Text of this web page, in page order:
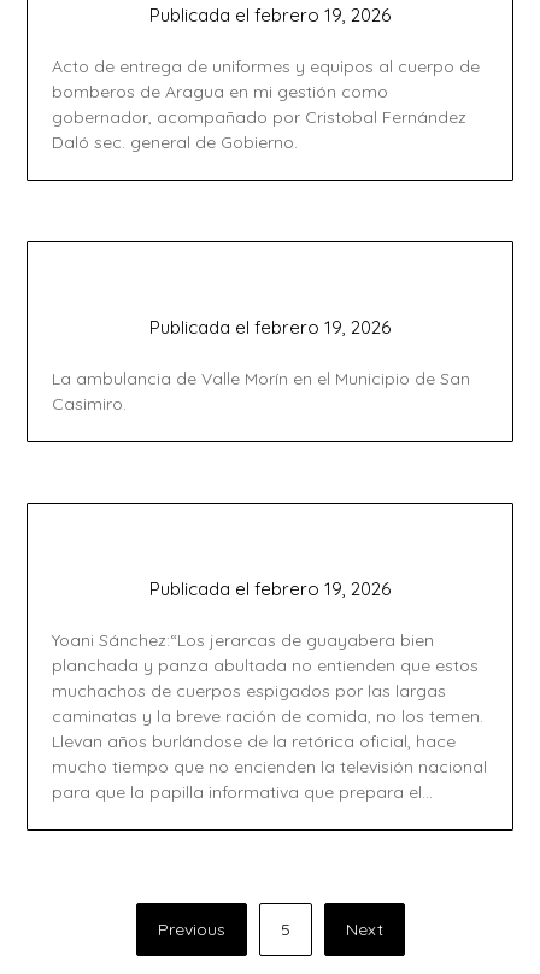
Publicada el febrero 19, 2026
Acto de entrega de uniformes y equipos al cuerpo de
bomberos de Aragua en mi gestión como
gobernador, acompañado por Cristobal Fernández
Daló sec. general de Gobierno.
Publicada el febrero 19, 2026
La ambulancia de Valle Morín en el Municipio de San
Casimiro.
Publicada el febrero 19, 2026
Yoani Sánchez:“Los jerarcas de guayabera bien
planchada y panza abultada no entienden que estos
muchachos de cuerpos espigados por las largas
caminatas y la breve ración de comida, no los temen.
Llevan años burlándose de la retórica oficial, hace
mucho tiempo que no encienden la televisión nacional
para que la papilla informativa que prepara el…
PaginaciónPrevious 5 Next